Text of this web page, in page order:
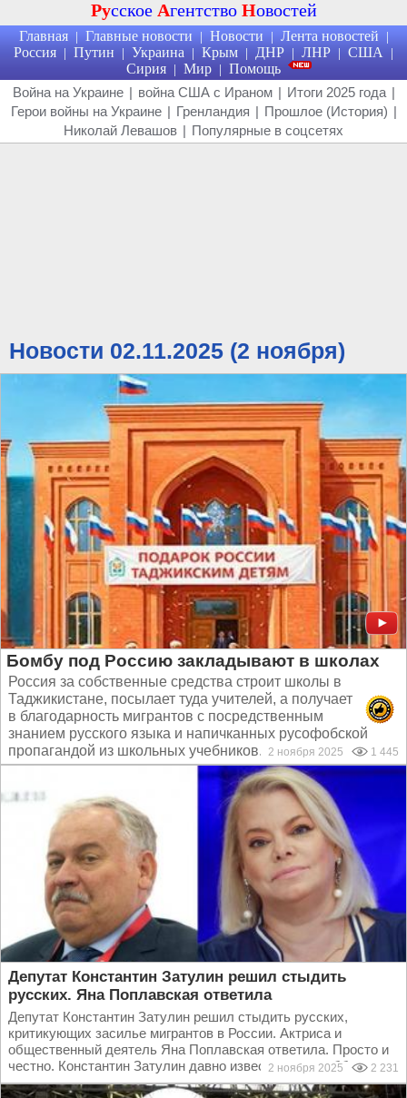
Русское Агентство Новостей
Главная | Главные новости | Новости | Лента новостей |
Россия | Путин | Украина | Крым | ДНР | ЛНР | США |
Сирия | Мир | Помощь
Война на Украине | война США с Ираном | Итоги 2025 года |
Герои войны на Украине | Гренландия | Прошлое (История) |
Николай Левашов | Популярные в соцсетях
Новости 02.11.2025 (2 ноября)
Бомбу под Россию закладывают в школах
Россия за собственные средства строит школы в
Таджикистане, посылает туда учителей, а получает
в благодарность мигрантов с посредственным
знанием русского языка и напичканных русофобской
пропагандой из школьных учебников...2 ноября 2025 1 445
Депутат Константин Затулин решил стыдить
русских. Яна Поплавская ответила
Депутат Константин Затулин решил стыдить русских,
критикующих засилье мигрантов в России. Актриса и
общественный деятель Яна Поплавская ответила. Просто и
честно. Константин Затулин давно известен, как лоббист...
2 ноября 2025 2 231